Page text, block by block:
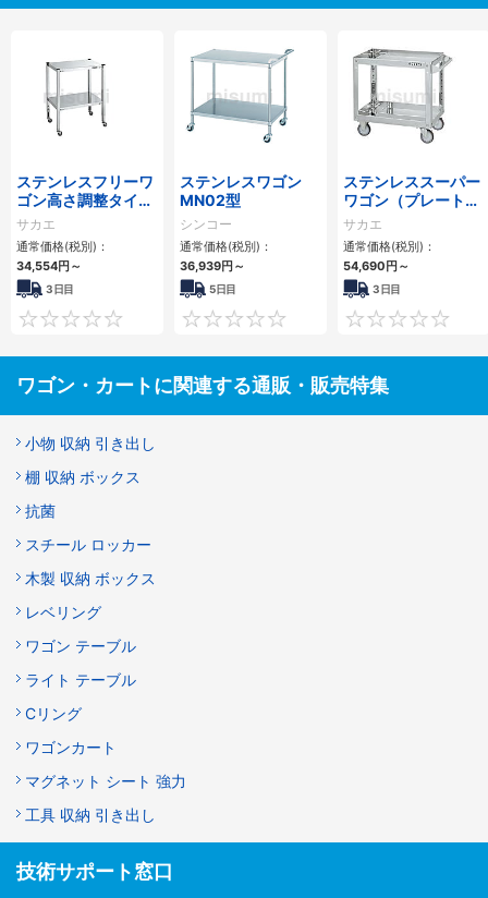
ステンレスフリーワ
ゴン高さ調整タイプ
棚板フラット型仕様
サカエ
通常価格(税別)：
34,554円 ～
3日目
0
ステンレスワゴン
MN02型
シンコー
通常価格(税別)：
36,939円 ～
5日目
0
ステンレススーパー
ワゴン（プレート
式） SUS304
サカエ
通常価格(税別)：
54,690円 ～
3日目
ワゴン・カートに関連する通販・販売特集
小物 収納 引き出し
棚 収納 ボックス
抗菌
スチール ロッカー
木製 収納 ボックス
レベリング
ワゴン テーブル
ライト テーブル
Cリング
ワゴンカート
マグネット シート 強力
工具 収納 引き出し
技術サポート窓口